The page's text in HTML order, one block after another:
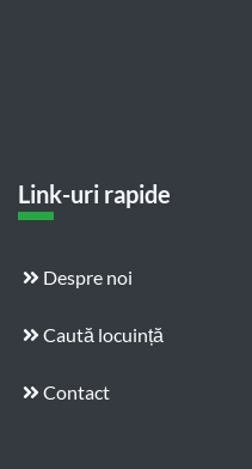
Link-uri rapide
Despre noi
Caută locuință
Contact